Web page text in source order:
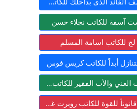
11- كتاب الأب الغني والأب الفقير للكاتب روبرت كيوساكي
12- كتاب 48 قانوناً للقوة للكاتب روبرت غرين